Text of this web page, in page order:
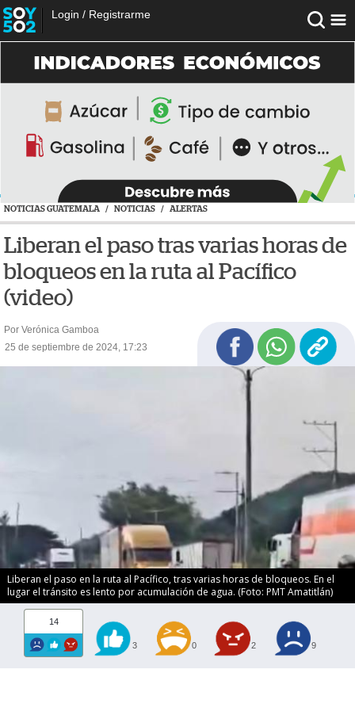
Login / Registrarme
NOTICIAS GUATEMALA / NOTICIAS / ALERTAS
Liberan el paso tras varias horas de
bloqueos en la ruta al Pacífico
(video)
Por Verónica Gamboa
25 de septiembre de 2024, 17:23
Liberan el paso en la ruta al Pacífico, tras varias horas de bloqueos. En el
lugar el tránsito es lento por acumulación de agua. (Foto: PMT Amatitlán)
14
3 0 2 9